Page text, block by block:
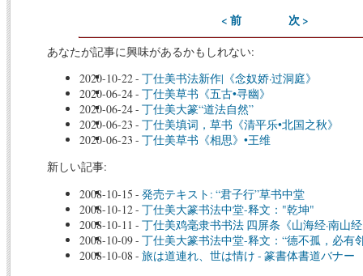
< 前 次 >
あなたが記事に興味があるかもしれない:
2020-10-22- 丁仕美书法新作|《念奴娇·过洞庭》
2020-06-24- 丁仕美草书《五古•寻幽》
2020-06-24- 丁仕美大篆“道法自然”
2020-06-23 - 丁仕美填词，草书《清平乐•北国之秋》
2020-06-23 - 丁仕美草书《相思》•王维
新しい記事:
2008-10-15 - 発売テキスト: “君子行”草书中堂
2008-10-12- 丁仕美大篆书法中堂-释文："乾坤"
2008-10-11 - 丁仕美鸡毫隶书书法 四屏条《山海经·南山
2008-10-09- 丁仕美大篆书法中堂-释文：“德不孤，必有
2008-10-08 - 旅は道連れ、世は情け - 篆書体書道バナー